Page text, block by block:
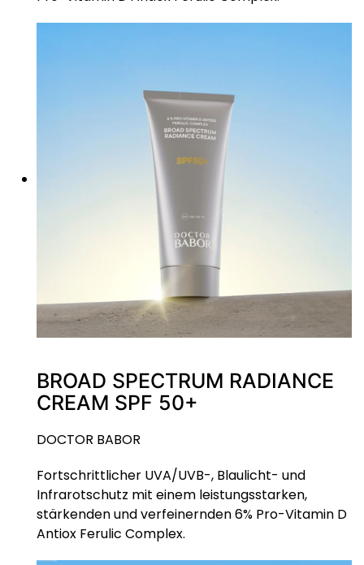
BROAD SPECTRUM RADIANCE
CREAM SPF 50+
DOCTOR BABOR
Fortschrittlicher UVA/UVB-, Blaulicht- und
Infrarotschutz mit einem leistungsstarken,
stärkenden und verfeinernden 6% Pro-Vitamin D
Antiox Ferulic Complex.